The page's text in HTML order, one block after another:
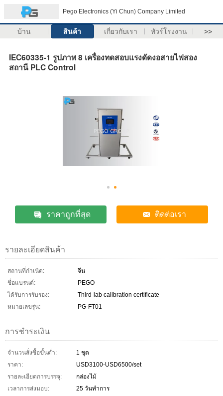
Pego Electronics (Yi Chun) Company Limited
บ้าน สินค้า เกี่ยวกับเรา ทัวร์โรงงาน >>
IEC60335-1 รูปภาพ 8 เครื่องทดสอบแรงดัดงอสายไฟสอง
สถานี PLC Control
ราคาถูกที่สุด ติดต่อเรา
รายละเอียดสินค้า
สถานที่กำเนิด:
จีน
ชื่อแบรนด์:
PEGO
ได้รับการรับรอง:
Third-lab calibration certificate
หมายเลขรุ่น:
PG-FT01
การชำระเงิน
จำนวนสั่งซื้อขั้นต่ำ:
1 ชุด
ราคา:
USD3100-USD6500/set
รายละเอียดการบรรจุ:
กล่องไม้
เวลาการส่งมอบ:
25 วันทำการ